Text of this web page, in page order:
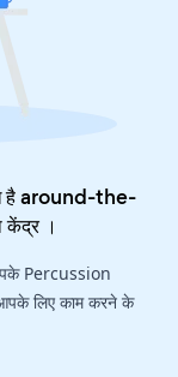
है around-the-
केंद्र।
आपके Percussion
लिए काम करने के